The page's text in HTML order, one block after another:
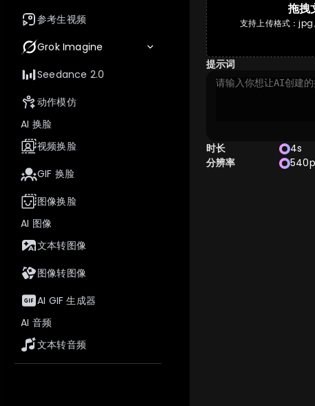
参考生视频
Grok Imagine
Seedance 2.0
动作模仿
AI 换脸
视频换脸
GIF 换脸
图像换脸
AI 图像
文本转图像
图像转图像
AI GIF 生成器
AI 音频
文本转音频
拖拽
支持上传格式：
提示词
时长
4s
分辨率
540p